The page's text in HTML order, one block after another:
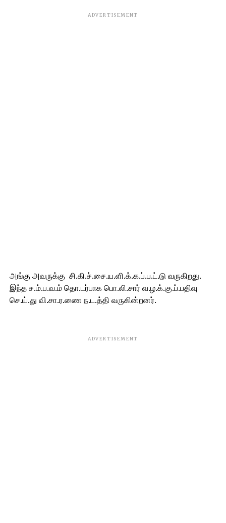
ADVERTISEMENT
அங்கு அவருக்கு சி.கி.ச்.சை.ய.ளி.க்.க.ப்.ப.ட்.டு வருகிறது.
இந்த ச.ம்.ப.வ.ம் தொ.டர்பாக பொ.லி.சார் வ.ழ.க்.கு.ப்.பதிவு
செ.ய்.து வி.சா.ர.ணை ந.ட.த்தி வருகின்றனர்.
ADVERTISEMENT